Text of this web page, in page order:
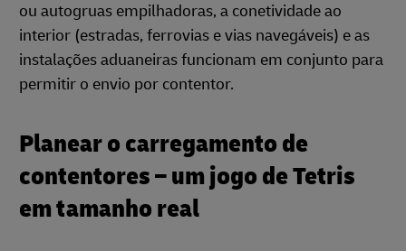
ou autogruas empilhadoras, a conetividade ao
interior (estradas, ferrovias e vias navegáveis) e as
instalações aduaneiras funcionam em conjunto para
permitir o envio por contentor.
Planear o carregamento de
contentores – um jogo de Tetris
em tamanho real